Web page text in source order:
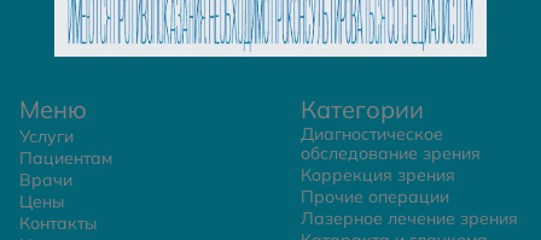
Меню
Услуги
Пациентам
Врачи
Цены
Контакты
Категории
Диагностическое
обследование зрения
Коррекция зрения
Прочие операции
Лазерное лечение зрения